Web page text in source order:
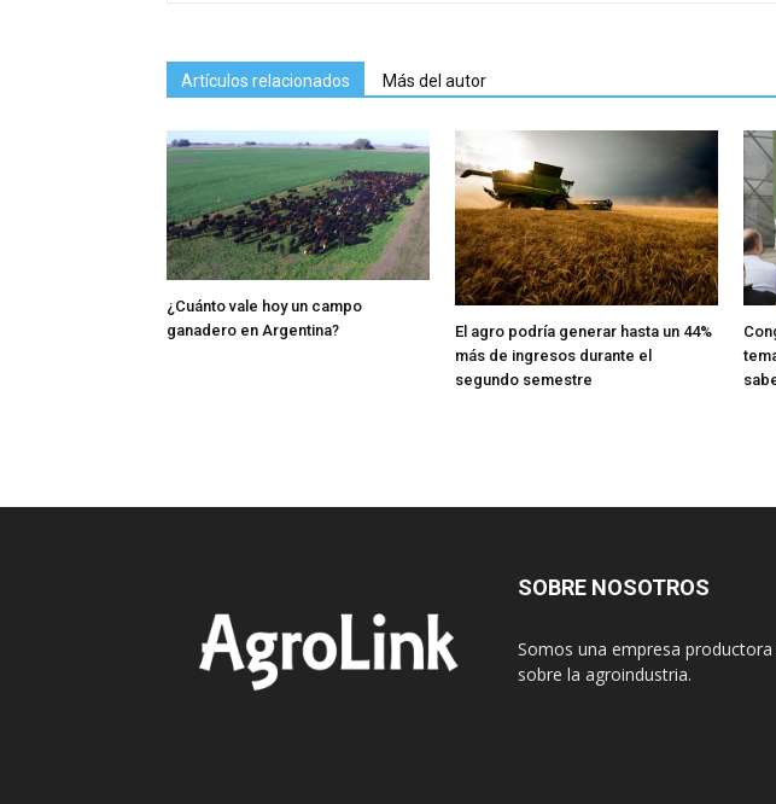
Artículos relacionados Más del autor
¿Cuánto vale hoy un campo
ganadero en Argentina?
El agro podría generar hasta un 44%
más de ingresos durante el
segundo semestre
SOBRE NOSOTROS
Somos una empresa
sobre la agroindustria.